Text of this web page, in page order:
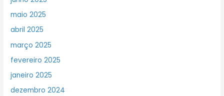
maio 2025
abril 2025
março 2025
fevereiro 2025
janeiro 2025
dezembro 2024